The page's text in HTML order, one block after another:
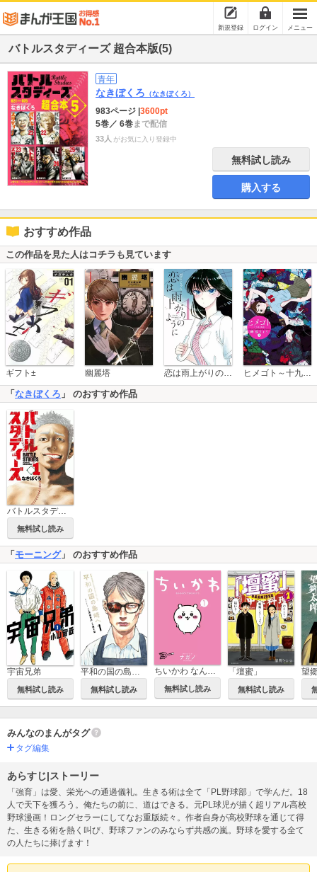
新規登録 ログイン メニュー
バトルスタディーズ 超合本版(5)
青年
なきぼくろ （なきぼくろ）
983ページ 3600pt
5巻／ 6巻まで配信
33人 がお気に入り登録中
無料試し読み
購入する
おすすめ作品
この作品を見た人はコチラも見ています
ギフト± 幽麗塔 恋は雨上がりのように ヒメゴト～十九歳の制服～
「 なきぼくろ 」 のおすすめ作品
バトルスタディーズ
無料試し読み
「 モーニング」 のおすすめ作品
宇宙兄弟
無料試し読み
平和の国の島崎へ
無料試し読み
ちいかわ なんか小さくてかわいいやつ
無料試し読み
「壇蜜」
無料試し読み
望
みんなのまんがタグ
タグ編集
あらすじ|ストーリー
「強育」は愛、栄光への通過儀礼。生きる術は全て「PL野球部」で学んだ。18
人で天下を獲ろう。俺たちの前に、道はできる。元PL球児が描く超リアル高校
野球漫画！ロングセラーにしてなお重版続々。作者自身が高校野球を通じて得
た、生きる術を熱く叫び、野球ファンのみならず共感の嵐。野球を愛する全て
の人たちに捧げます！